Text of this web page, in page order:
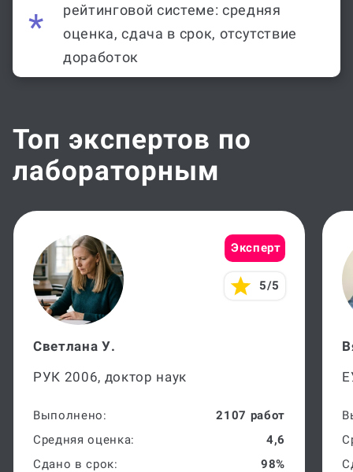
рейтинговой системе: средняя
оценка, сдача в срок, отсутствие
доработок
Топ экспертов по
лабораторным
Эксперт
5/5
Светлана У.
РУК 2006, доктор наук
Выполнено:
2107 работ
Средняя оценка:
4,6
Сдано в срок:
98%